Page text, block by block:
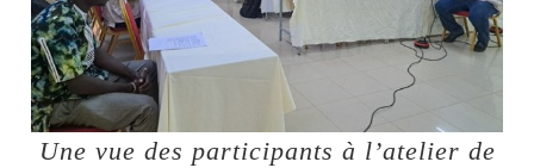
Une vue des participants à l’atelier de